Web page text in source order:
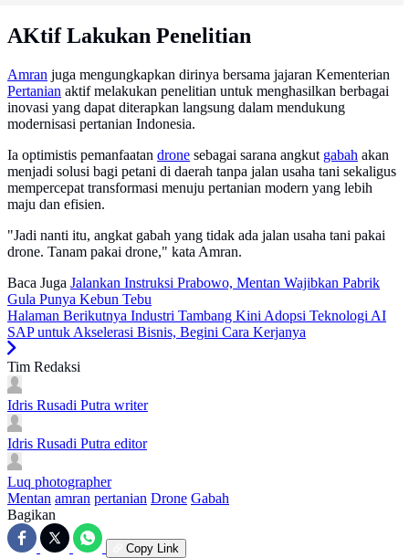
AKtif Lakukan Penelitian
Amran juga mengungkapkan dirinya bersama jajaran Kementerian
Pertanian aktif melakukan penelitian untuk menghasilkan berbagai
inovasi yang dapat diterapkan langsung dalam mendukung
modernisasi pertanian Indonesia.
Ia optimistis pemanfaatan drone sebagai sarana angkut gabah akan
menjadi solusi bagi petani di daerah tanpa jalan usaha tani sekaligus
mempercepat transformasi menuju pertanian modern yang lebih
maju dan efisien.
"Jadi nanti itu, angkat gabah yang tidak ada jalan usaha tani pakai
drone. Tanam pakai drone," kata Amran.
Baca Juga Jalankan Instruksi Prabowo, Mentan Wajibkan Pabrik
Gula Punya Kebun Tebu
Halaman Berikutnya Industri Tambang Kini Adopsi Teknologi AI
SAP untuk Akselerasi Bisnis, Begini Cara Kerjanya
Tim Redaksi
Idris Rusadi Putra writer
Idris Rusadi Putra editor
Luq photographer
Mentan amran pertanian Drone Gabah
Bagikan
Copy Link